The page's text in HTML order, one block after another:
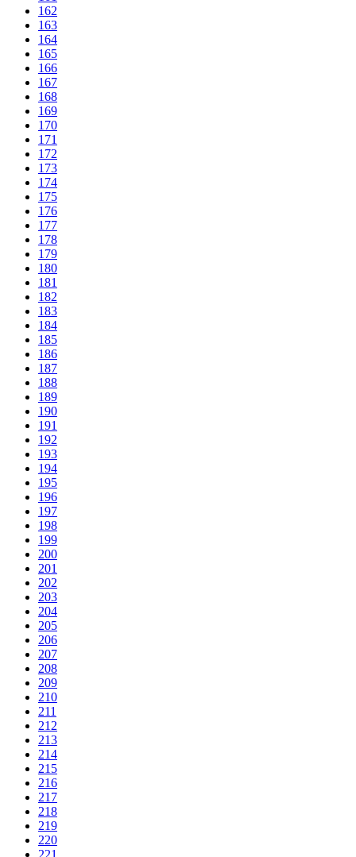
162
163
164
165
166
167
168
169
170
171
172
173
174
175
176
177
178
179
180
181
182
183
184
185
186
187
188
189
190
191
192
193
194
195
196
197
198
199
200
201
202
203
204
205
206
207
208
209
210
211
212
213
214
215
216
217
218
219
220
221